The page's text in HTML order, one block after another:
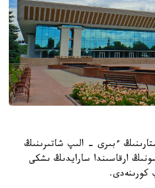
ءبىرى - الىپ شاتىرىنىڭ
ارقاسىندا سارايدىڭ ىشكى
كورىنەدى.